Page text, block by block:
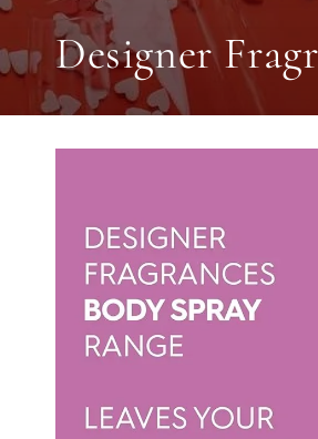
Collection:
Designer